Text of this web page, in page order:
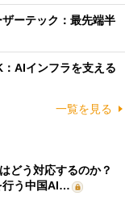
ザーテック：最先端半
：AIインフラを支える
一覧を見る
どう対応するのか？
行う中国AI…